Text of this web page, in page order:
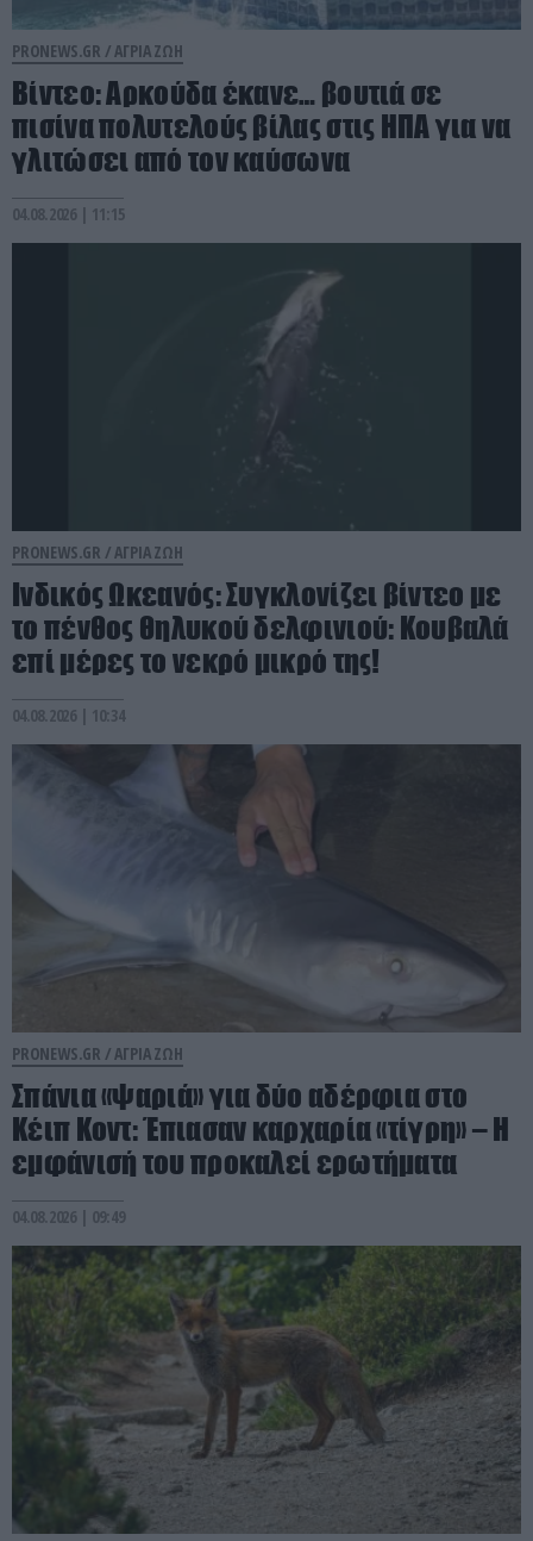
PRONEWS.GR /ΑΓΡΙΑ ΖΩΗ
Βίντεο: Αρκούδα έκανε… βουτιά σε
πισίνα πολυτελούς βίλας στις ΗΠΑ για να
γλιτώσει από τον καύσωνα
04.08.2026 | 11:15
PRONEWS.GR /ΑΓΡΙΑ ΖΩΗ
Ινδικός Ωκεανός: Συγκλονίζει βίντεο με
το πένθος θηλυκού δελφινιού: Κουβαλά
επί μέρες το νεκρό μικρό της!
04.08.2026 | 10:34
PRONEWS.GR /ΑΓΡΙΑ ΖΩΗ
Σπάνια «ψαριά» για δύο αδέρφια στο
Κέιπ Κοντ: Έπιασαν καρχαρία «τίγρη» – Η
εμφάνισή του προκαλεί ερωτήματα
04.08.2026 | 09:49